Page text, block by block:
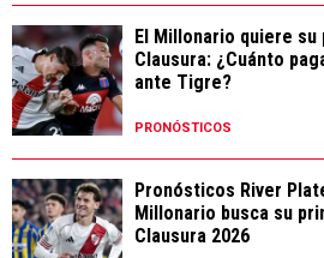
El Millonario quiere
Clausura: ¿Cuánto
ante Tigre?
PRONÓSTICOS
Pronósticos River
Millonario busca su
Clausura 2026